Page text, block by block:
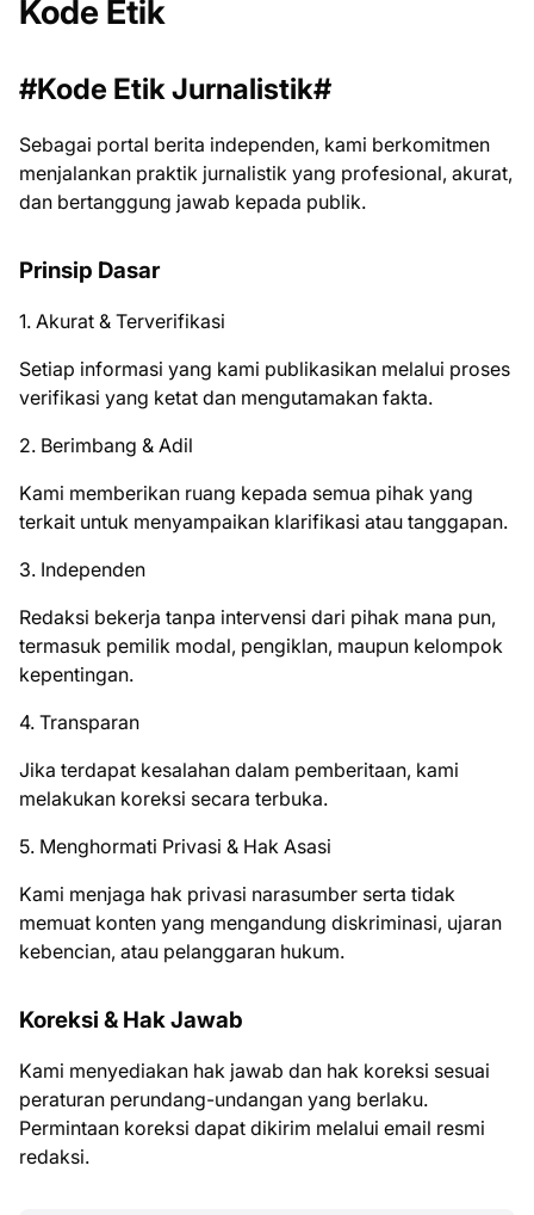
Kode Etik
#Kode Etik Jurnalistik#
Sebagai portal berita independen, kami berkomitmen
menjalankan praktik jurnalistik yang profesional, akurat,
dan bertanggung jawab kepada publik.
Prinsip Dasar
1. Akurat & Terverifikasi
Setiap informasi yang kami publikasikan melalui proses
verifikasi yang ketat dan mengutamakan fakta.
2. Berimbang & Adil
Kami memberikan ruang kepada semua pihak yang
terkait untuk menyampaikan klarifikasi atau tanggapan.
3. Independen
Redaksi bekerja tanpa intervensi dari pihak mana pun,
termasuk pemilik modal, pengiklan, maupun kelompok
kepentingan.
4. Transparan
Jika terdapat kesalahan dalam pemberitaan, kami
melakukan koreksi secara terbuka.
5. Menghormati Privasi & Hak Asasi
Kami menjaga hak privasi narasumber serta tidak
memuat konten yang mengandung diskriminasi, ujaran
kebencian, atau pelanggaran hukum.
Koreksi & Hak Jawab
Kami menyediakan hak jawab dan hak koreksi sesuai
peraturan perundang-undangan yang berlaku.
Permintaan koreksi dapat dikirim melalui email resmi
redaksi.